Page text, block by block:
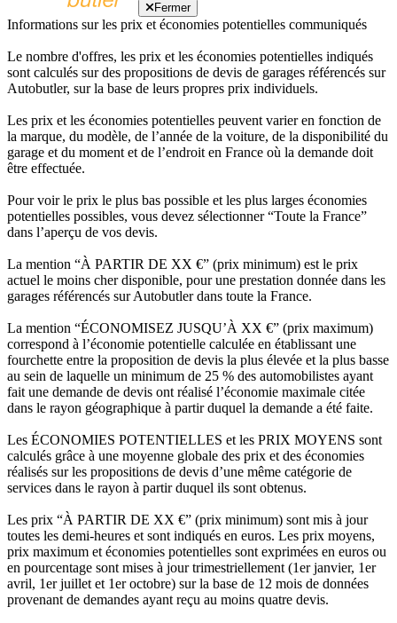
Fermer
Informations sur les prix et économies potentielles communiqués
Le nombre d'offres, les prix et les économies potentielles indiqués
sont calculés sur des propositions de devis de garages référencés sur
Autobutler, sur la base de leurs propres prix individuels.
Les prix et les économies potentielles peuvent varier en fonction de
la marque, du modèle, de l’année de la voiture, de la disponibilité du
garage et du moment et de l’endroit en France où la demande doit
être effectuée.
Pour voir le prix le plus bas possible et les plus larges économies
potentielles possibles, vous devez sélectionner “Toute la France”
dans l’aperçu de vos devis.
La mention “À PARTIR DE XX €” (prix minimum) est le prix
actuel le moins cher disponible, pour une prestation donnée dans les
garages référencés sur Autobutler dans toute la France.
La mention “ÉCONOMISEZ JUSQU’À XX €” (prix maximum)
correspond à l’économie potentielle calculée en établissant une
fourchette entre la proposition de devis la plus élevée et la plus basse
au sein de laquelle un minimum de 25 % des automobilistes ayant
fait une demande de devis ont réalisé l’économie maximale citée
dans le rayon géographique à partir duquel la demande a été faite.
Les ÉCONOMIES POTENTIELLES et les PRIX MOYENS sont
calculés grâce à une moyenne globale des prix et des économies
réalisés sur les propositions de devis d’une même catégorie de
services dans le rayon à partir duquel ils sont obtenus.
Les prix “À PARTIR DE XX €” (prix minimum) sont mis à jour
toutes les demi-heures et sont indiqués en euros. Les prix moyens,
prix maximum et économies potentielles sont exprimées en euros ou
en pourcentage sont mises à jour trimestriellement (1er janvier, 1er
avril, 1er juillet et 1er octobre) sur la base de 12 mois de données
provenant de demandes ayant reçu au moins quatre devis.